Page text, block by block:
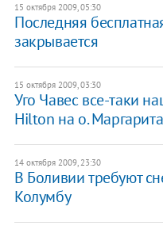
15 октября 2009, 05:30
Последняя
закрывается
15 октября 2009, 03:30
Уго Чавес все-таки
Hilton на о. Маргарита
14 октября 2009, 23:30
В Боливии требуют
Колумбу